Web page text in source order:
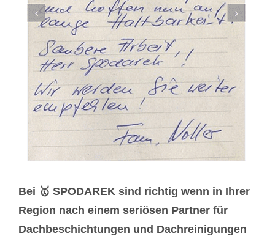
Bei 🥇 SPODAREK sind richtig wenn in Ihrer
Region nach einem seriösen Partner für
Dachbeschichtungen und Dachreinigungen